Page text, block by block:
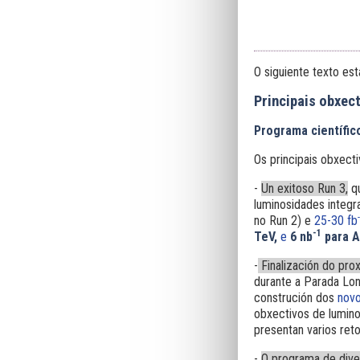
O siguiente texto
Principais
Programa
Os principais
- Un exitoso Run 3,
luminosidades
no Run 2) e 25-30 fb
TeV,e 6 nb-1 para
- Finalización do
durante a Parada
construción dos
obxectivos de
presentan varios